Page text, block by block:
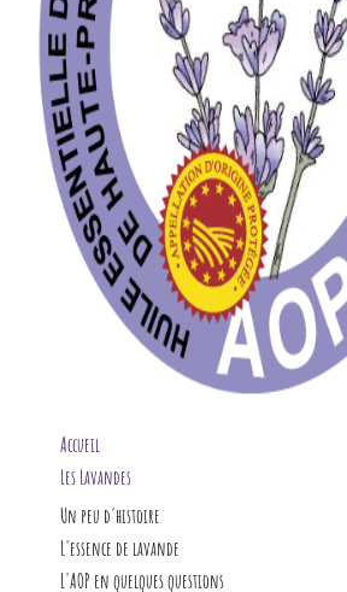
Accueil
Les Lavandes
Un peu d'histoire
Un peu de botanique
Culture et production
L'huile essentielle
L'essence de lavande
en aromathérapie
L'AOP
L'AOP en quelques questions
Notre actualité
Alambics et